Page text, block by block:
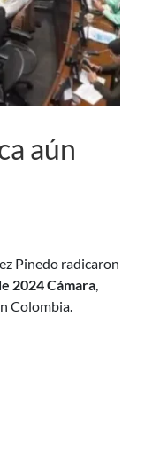
aún
Pinedo radicaron
2024 Cámara,
Colombia.